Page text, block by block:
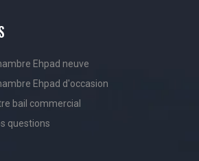
Ehpad neuve
Ehpad d'occasion
bail commercial
questions